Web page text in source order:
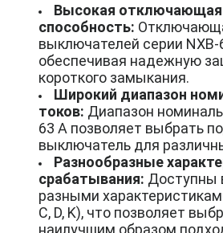
Высокая отключающая
способность:
выключателей серии NXB-
обеспечивая надежную
короткого замыкания.
Широкий диапазон
токов: Диапазон
63 А позволяет выбрать
выключатель для
Разнообразные
срабатывания: Доступны
разными
C, D, K), что позволяет
наилучшим образом